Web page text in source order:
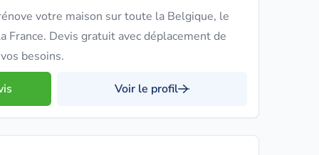
votre maison sur toute la Belgique, le
France. Devis gratuit avec déplacement de
besoins.
Voir le profil